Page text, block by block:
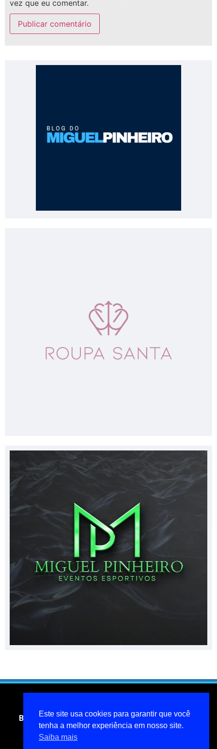
vez que eu comentar.
Blog do jornalista Miguel Pinheiro- todos os direitos
reservados
miguelpinheiroarcanjo@hotmail.com
Este site usa cookies para garantir que você
tenha a melhor experiência em nosso site.
Saiba mais